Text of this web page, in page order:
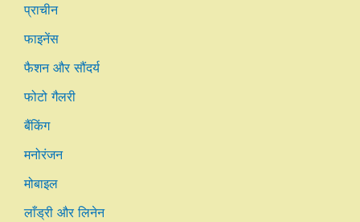
प्राचीन
फाइनेंस
फैशन और सौंदर्य
फोटो गैलरी
बैंकिंग
मनोरंजन
मोबाइल
लाँड्री और लिनेन